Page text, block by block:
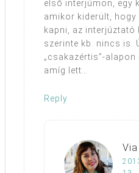
első interjúmon, egy
amikor kiderült, hogy
kapni, az interjúztató
szerinte kb. nincs is.
„csakazértis”-alapon
amíg lett…
Reply
Via